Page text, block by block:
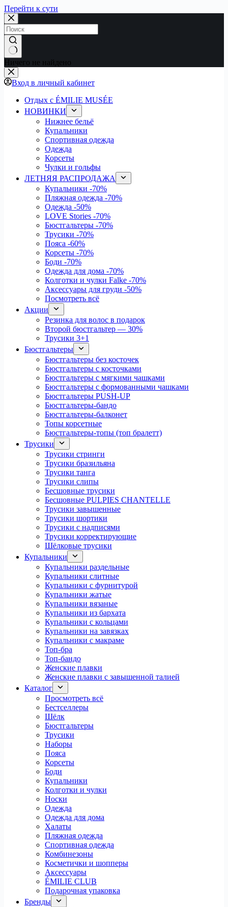
Перейти к сути
Ничего не найдено
Вход в личный кабинет
Отдых с ÉMILIE MUSÉE
НОВИНКИ
Нижнее бельё
Купальники
Спортивная одежда
Одежда
Корсеты
Чулки и гольфы
ЛЕТНЯЯ РАСПРОДАЖА
Купальники -70%
Пляжная одежда -70%
Одежда -50%
LOVE Stories -70%
Бюстгальтеры -70%
Трусики -70%
Пояса -60%
Корсеты -70%
Боди -70%
Одежда для дома -70%
Колготки и чулки Falke -70%
Аксессуары для груди -50%
Посмотреть всё
Акции
Резинка для волос в подарок
Второй бюстгальтер — 30%
Трусики 3+1
Бюстгальтеры
Бюстгальтеры без косточек
Бюстгальтеры с косточками
Бюстгальтеры с мягкими чашками
Бюстгальтеры с формованными чашками
Бюстгальтеры PUSH-UP
Бюстгальтеры-бандо
Бюстгальтеры-балконет
Топы корсетные
Бюстгальтеры-топы (топ бралетт)
Трусики
Трусики стринги
Трусики бразильяна
Трусики танга
Трусики слипы
Бесшовные трусики
Бесшовные PULPIES CHANTELLE
Трусики завышенные
Трусики шортики
Трусики с надписями
Трусики корректирующие
Шёлковые трусики
Купальники
Купальники раздельные
Купальники слитные
Купальники с фурнитурой
Купальники жатые
Купальники вязаные
Купальники из бархата
Купальники с кольцами
Купальники на завязках
Купальники с макраме
Топ-бра
Топ-бандо
Женские плавки
Женские плавки с завышенной талией
Каталог
Просмотреть всё
Бестселлеры
Шёлк
Бюстгальтеры
Трусики
Наборы
Пояса
Корсеты
Боди
Купальники
Колготки и чулки
Носки
Одежда
Одежда для дома
Халаты
Пляжная одежда
Спортивная одежда
Комбинезоны
Косметички и шопперы
Аксессуары
ÉMILIE CLUB
Подарочная упаковка
Бренды